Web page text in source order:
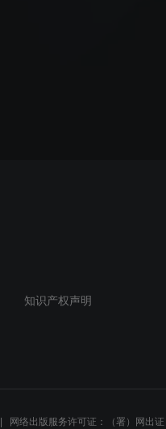
知识产权声明
网络出版服务许可证：（署）网出